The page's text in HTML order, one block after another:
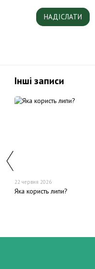
НАДІСЛАТИ
Інші записи
22 червня 2026
Яка користь липи?